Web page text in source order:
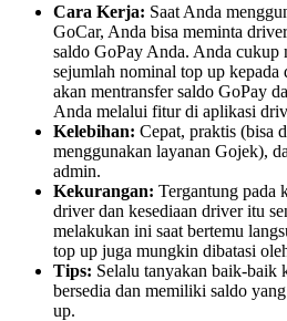
Cara Kerja: Saat Anda
GoCar, Anda bisa meminta
saldo GoPay Anda. Anda cukup
sejumlah nominal top up
akan mentransfer saldo GoPay
Anda melalui fitur di aplikasi
Kelebihan: Cepat, praktis (bisa
menggunakan layanan Gojek),
admin.
Kekurangan: Tergantung pada
driver dan kesediaan driver itu
melakukan ini saat bertemu
top up juga mungkin dibatasi
Tips: Selalu tanyakan baik-baik
bersedia dan memiliki saldo
up.